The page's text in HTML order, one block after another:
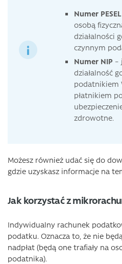
Numer PESEL
osobą
działalności
czynnym
Numer NIP –
działalność
podatnikiem
płatnikiem
zdrowotne.
Możesz również udać się do
gdzie uzyskasz informacje na
Jak korzystać z
Indywidualny rachunek
podatku. Oznacza to, że nie
nadpłat (będą one trafiały na
podatnika).